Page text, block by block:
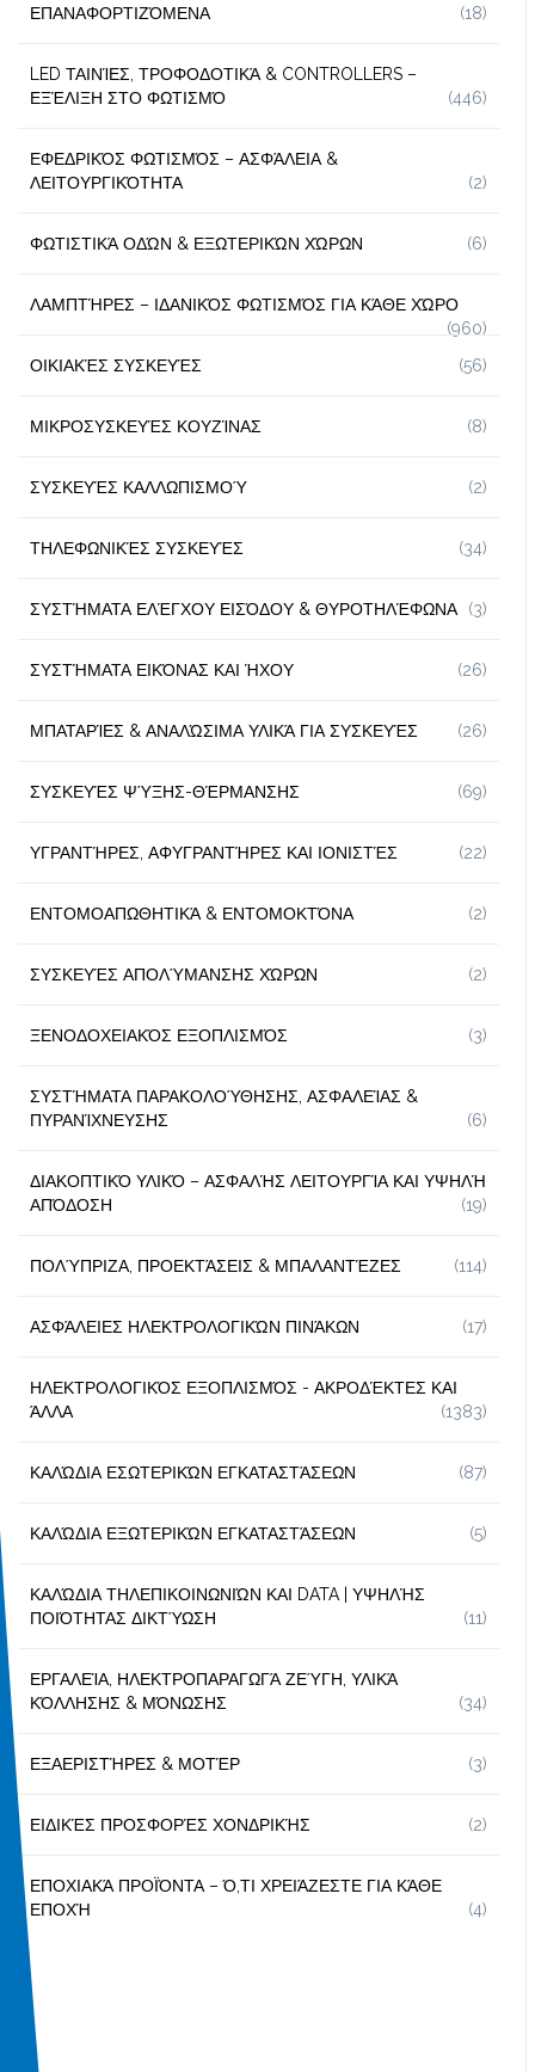
ΕΠΑΝΑΦΟΡΤΙΖΌΜΕΝΑ
(18)
LED ΤΑΙΝΊΕΣ, ΤΡΟΦΟΔΟΤΙΚΆ & CONTROLLERS –
ΕΞΈΛΙΞΗ ΣΤΟ ΦΩΤΙΣΜΌ
(446)
ΕΦΕΔΡΙΚΌΣ ΦΩΤΙΣΜΌΣ – ΑΣΦΆΛΕΙΑ &
ΛΕΙΤΟΥΡΓΙΚΌΤΗΤΑ
(2)
ΦΩΤΙΣΤΙΚΆ ΟΔΏΝ & ΕΞΩΤΕΡΙΚΏΝ ΧΏΡΩΝ (6)
ΛΑΜΠΤΉΡΕΣ – ΙΔΑΝΙΚΌΣ ΦΩΤΙΣΜΌΣ ΓΙΑ ΚΆΘΕ ΧΏΡΟ
(960)
ΟΙΚΙΑΚΈΣ ΣΥΣΚΕΥΈΣ
(56)
ΜΙΚΡΟΣΥΣΚΕΥΈΣ ΚΟΥΖΊΝΑΣ (8)
ΣΥΣΚΕΥΈΣ ΚΑΛΛΩΠΙΣΜΟΎ (2)
ΤΗΛΕΦΩΝΙΚΈΣ ΣΥΣΚΕΥΈΣ (34)
ΣΥΣΤΉΜΑΤΑ ΕΛΈΓΧΟΥ ΕΙΣΌΔΟΥ & ΘΥΡΟΤΗΛΈΦΩΝΑ (3)
ΣΥΣΤΉΜΑΤΑ ΕΙΚΌΝΑΣ ΚΑΙ ΉΧΟΥ (26)
ΜΠΑΤΑΡΊΕΣ & ΑΝΑΛΏΣΙΜΑ ΥΛΙΚΆ ΓΙΑ ΣΥΣΚΕΥΈΣ (26)
ΣΥΣΚΕΥΈΣ ΨΎΞΗΣ-ΘΈΡΜΑΝΣΗΣ (69)
ΥΓΡΑΝΤΉΡΕΣ, ΑΦΥΓΡΑΝΤΉΡΕΣ ΚΑΙ ΙΟΝΙΣΤΈΣ (22)
ΕΝΤΟΜΟΑΠΩΘΗΤΙΚΆ & ΕΝΤΟΜΟΚΤΌΝΑ (2)
ΣΥΣΚΕΥΈΣ ΑΠΟΛΎΜΑΝΣΗΣ ΧΏΡΩΝ (2)
ΞΕΝΟΔΟΧΕΙΑΚΌΣ ΕΞΟΠΛΙΣΜΌΣ (3)
ΣΥΣΤΉΜΑΤΑ ΠΑΡΑΚΟΛΟΎΘΗΣΗΣ, ΑΣΦΑΛΕΊΑΣ &
ΠΥΡΑΝΊΧΝΕΥΣΗΣ
(6)
ΔΙΑΚΟΠΤΙΚΌ ΥΛΙΚΌ – ΑΣΦΑΛΉΣ ΛΕΙΤΟΥΡΓΊΑ ΚΑΙ ΥΨΗΛΉ
ΑΠΌΔΟΣΗ
(19)
ΠΟΛΎΠΡΙΖΑ, ΠΡΟΕΚΤΆΣΕΙΣ & ΜΠΑΛΑΝΤΈΖΕΣ (114)
ΑΣΦΆΛΕΙΕΣ ΗΛΕΚΤΡΟΛΟΓΙΚΏΝ ΠΙΝΆΚΩΝ (17)
ΗΛΕΚΤΡΟΛΟΓΙΚΌΣ ΕΞΟΠΛΙΣΜΌΣ - ΑΚΡΟΔΈΚΤΕΣ ΚΑΙ
ΆΛΛΑ
(1383)
ΚΑΛΏΔΙΑ ΕΣΩΤΕΡΙΚΏΝ ΕΓΚΑΤΑΣΤΆΣΕΩΝ (87)
ΚΑΛΏΔΙΑ ΕΞΩΤΕΡΙΚΏΝ ΕΓΚΑΤΑΣΤΆΣΕΩΝ (5)
ΚΑΛΏΔΙΑ ΤΗΛΕΠΙΚΟΙΝΩΝΙΏΝ ΚΑΙ DATA | ΥΨΗΛΉΣ
ΠΟΙΌΤΗΤΑΣ ΔΙΚΤΎΩΣΗ
(11)
ΕΡΓΑΛΕΊΑ, ΗΛΕΚΤΡΟΠΑΡΑΓΩΓΆ ΖΕΎΓΗ, ΥΛΙΚΆ
ΚΌΛΛΗΣΗΣ & ΜΌΝΩΣΗΣ
(34)
ΕΞΑΕΡΙΣΤΉΡΕΣ & ΜΟΤΈΡ (3)
ΕΙΔΙΚΈΣ ΠΡΟΣΦΟΡΈΣ ΧΟΝΔΡΙΚΉΣ (2)
ΕΠΟΧΙΑΚΆ ΠΡΟΪΌΝΤΑ – Ό,ΤΙ ΧΡΕΙΆΖΕΣΤΕ ΓΙΑ ΚΆΘΕ
ΕΠΟΧΉ
(4)